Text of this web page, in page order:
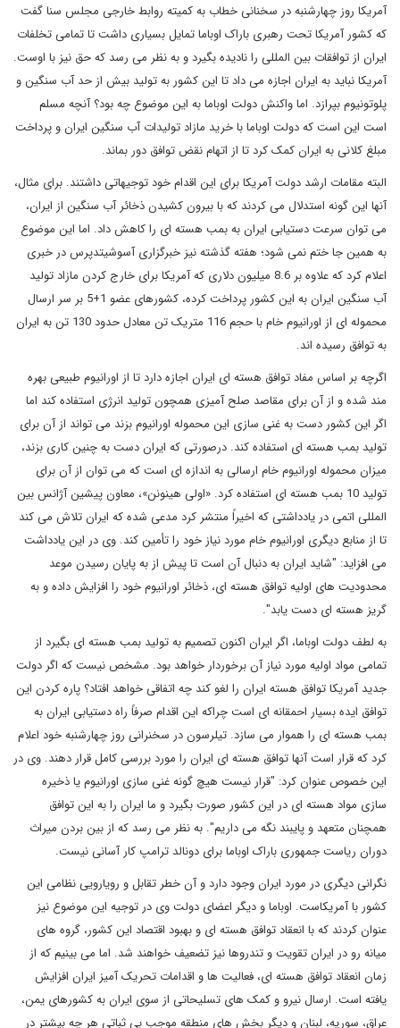
آمریکا روز چهارشنبه در سخنانی خطاب به کمیته روابط خارجی مجلس سنا گفت
که کشور آمریکا تحت رهبری باراک اوباما تمایل بسیاری داشت تا تمامی تخلفات
ایران از توافقات بین المللی را نادیده بگیرد و به نظر می رسد که حق نیز با اوست.
آمریکا نباید به ایران اجازه می داد تا این کشور به تولید بیش از حد آب سنگین و
پلوتونیوم بپرازد. اما واکنش دولت اوباما به این موضوع چه بود؟ آنچه مسلم
است این است که دولت اوباما با خرید مازاد تولیدات آب سنگین ایران و پرداخت
مبلغ کلانی به ایران کمک کرد تا از اتهام نقض توافق دور بماند.
البته مقامات ارشد دولت آمریکا برای این اقدام خود توجیهاتی داشتند. برای مثال،
آنها این گونه استدلال می کردند که با بیرون کشیدن ذخائر آب سنگین از ایران،
می توان سرعت دستیابی ایران به بمب هسته ای را کاهش داد. اما این موضوع
به همین جا ختم نمی شود؛ هفته گذشته نیز خبرگزاری آسوشیتدپرس در خبری
اعلام کرد که علاوه بر 6
.
8 میلیون دلاری که آمریکا برای خارج کردن مازاد تولید
آب سنگین ایران به این کشور پرداخت کرده، کشورهای عضو 1+5 بر سر ارسال
محموله ای از اورانیوم خام با حجم 116 متریک تن معادل حدود 130 تن به ایران
به توافق رسیده اند.
اگرچه بر اساس مفاد توافق هسته ای ایران اجازه دارد تا از اورانیوم طبیعی بهره
مند شده و از آن برای مقاصد صلح آمیزی همچون تولید انرژی استفاده کند اما
اگر این کشور دست به غنی سازی این محموله اورانیوم بزند می تواند از آن برای
تولید بمب هسته ای استفاده کند. درصورتی که ایران دست به چنین کاری بزند،
میزان محموله اورانیوم خام ارسالی به اندازه ای است که می توان از آن برای
تولید 10 بمب هسته ای استفاده کرد. «اولی هینونن»، معاون پیشین آژانس بین
المللی اتمی در یادداشتی که اخیراً منتشر کرد مدعی شده که ایران تلاش می کند
تا از منابع دیگری اورانیوم خام مورد نیاز خود را تأمین کند. وی در این یادداشت
می افزاید: "شاید ایران به دنبال آن است تا پیش از به پایان رسیدن موعد
محدودیت های اولیه توافق هسته ای، ذخائر اورانیوم خود را افزایش داده و به
گریز هسته ای دست یابد".
به لطف دولت اوباما، اگر ایران اکنون تصمیم به تولید بمب هسته ای بگیرد از
تمامی مواد اولیه مورد نیاز آن برخوردار خواهد بود. مشخص نیست که اگر دولت
جدید آمریکا توافق هسته ایران را لغو کند چه اتفاقی خواهد افتاد؟ پاره کردن این
توافق ایده بسیار احمقانه ای است چراکه این اقدام صرفاً راه دستیابی ایران به
بمب هسته ای را هموار می سازد. تیلرسون در سخنرانی روز چهارشنبه خود اعلام
کرد که قرار است آنها توافق هسته ای ایران را مورد بررسی کامل قرار دهند. وی در
این خصوص عنوان کرد: "قرار نیست هیچ گونه غنی سازی اورانیوم یا ذخیره
سازی مواد هسته ای در این کشور صورت بگیرد و ما ایران را به این توافق
همچنان متعهد و پایبند نگه می داریم". به نظر می رسد که از بین بردن میراث
دوران ریاست جمهوری باراک اوباما برای دونالد ترامپ کار آسانی نیست.
نگرانی دیگری در مورد ایران وجود دارد و آن خطر تقابل و رویارویی نظامی این
کشور با آمریکاست. اوباما و دیگر اعضای دولت وی در توجیه این موضوع نیز
عنوان کردند که با انعقاد توافق هسته ای و بهبود اقتصاد این کشور، گروه های
میانه رو در ایران تقویت و تندروها نیز تضعیف خواهند شد. اما می بینیم که از
زمان انعقاد توافق هسته ای، فعالیت ها و اقدامات تحریک آمیز ایران افزایش
یافته است. ارسال نیرو و کمک های تسلیحاتی از سوی ایران به کشورهای یمن،
عراق، سوریه، لبنان و دیگر بخش های منطقه موجب بی ثباتی هر چه بیشتر در